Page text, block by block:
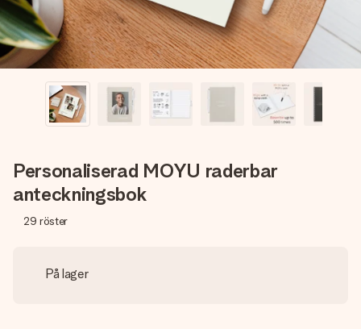
Personaliserad MOYU raderbar
anteckningsbok
29 röster
På lager